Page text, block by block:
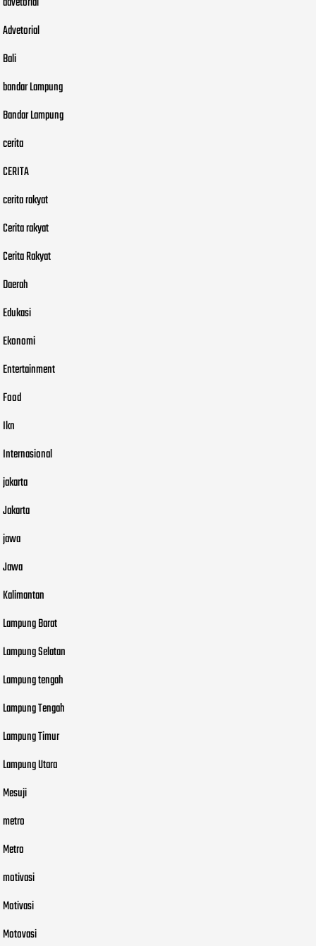
Advetorial
Bali
bandar Lampung
Bandar Lampung
cerita
CERITA
cerita rakyat
Cerita rakyat
Cerita Rakyat
Daerah
Edukasi
Ekonomi
Entertainment
Food
Ikn
Internasional
jakarta
Jakarta
jawa
Jawa
Kalimantan
Lampung Barat
Lampung Selatan
Lampung tengah
Lampung Tengah
Lampung Timur
Lampung Utara
Mesuji
metro
Metro
motivasi
Motivasi
Motovasi